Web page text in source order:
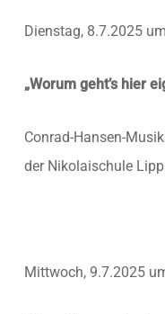
Dienstag, 8.7.2025
„Worum geht’s hier
Conrad-Hansen-
der Nikolaischule
Mittwoch, 9.7.2025